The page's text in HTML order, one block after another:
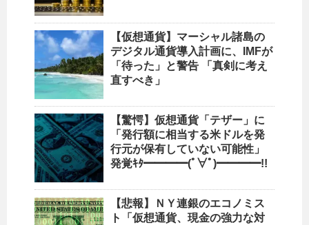
【仮想通貨】マーシャル諸島の
デジタル通貨導入計画に、IMFが
「待った」と警告 「真剣に考え
直すべき」
【驚愕】仮想通貨「テザー」に
「発行額に相当する米ドルを発
行元が保有していない可能性」
発覚ｷﾀ━━━━(ﾟ∀ﾟ)━━━━!!
【悲報】ＮＹ連銀のエコノミス
ト「仮想通貨、現金の強力な対